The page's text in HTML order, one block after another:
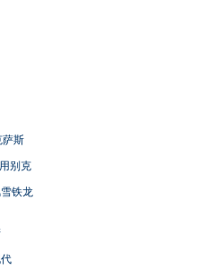
萨斯
别克
铁龙